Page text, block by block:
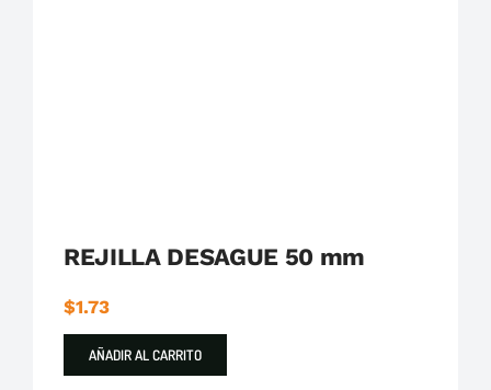
REJILLA DESAGUE 50 mm
$1.73
AÑADIR AL CARRITO